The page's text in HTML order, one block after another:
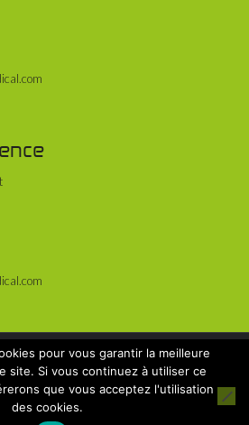
droits réservés - Réalisé par
|Mentions Légales
pour vous garantir la meilleure
site. Si vous continuez à utiliser ce
que vous acceptez l'utilisation
des cookies.